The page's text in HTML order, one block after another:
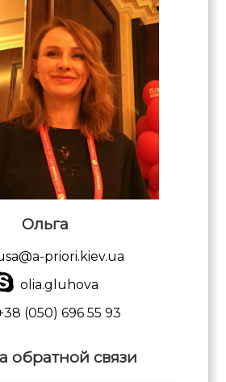
Ольга
priori.kiev.ua
olia.gluhova
(050) 696 55 93
обратной связи